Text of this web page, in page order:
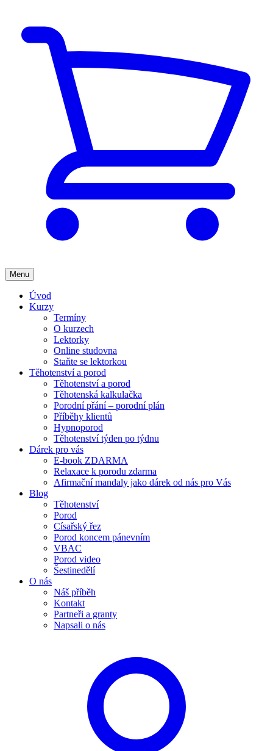
Menu
Úvod
Kurzy
Termíny
O kurzech
Lektorky
Online studovna
Staňte se lektorkou
Těhotenství a porod
Těhotenství a porod
Těhotenská kalkulačka
Porodní přání – porodní plán
Příběhy klientů
Hypnoporod
Těhotenství týden po týdnu
Dárek pro vás
E-book ZDARMA
Relaxace k porodu zdarma
Afirmační mandaly jako dárek od nás pro Vás
Blog
Těhotenství
Porod
Císařský řez
Porod koncem pánevním
VBAC
Porod video
Šestinedělí
O nás
Náš příběh
Kontakt
Partneři a granty
Napsali o nás